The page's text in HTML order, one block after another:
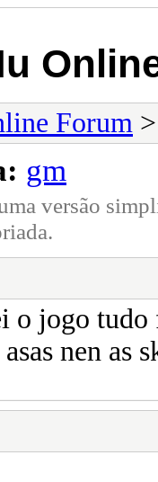
Forum
gm
versão
o jogo tudo
asas nen as